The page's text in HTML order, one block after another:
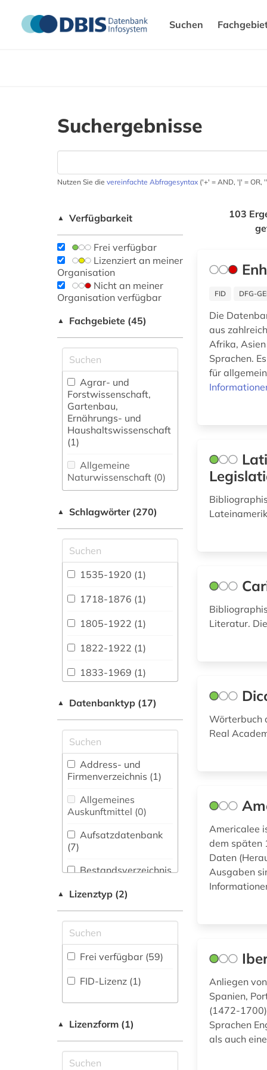
Suchen
Suchergebnisse
Nutzen Sie die vereinfachte Abfragesyntax ('+' = AND, '|' = OR,
▲ Verfügbarkeit
Frei verfügbar
Lizenziert an meiner
Organisation
Nicht an meiner
Organisation verfügbar
▲ Fachgebiete (45)
Agrar- und
Forstwissenschaft,
Gartenbau,
Ernährungs- und
Haushaltswissenschaft
(1)
Allgemeine
Naturwissenschaft (0)
fachübergreifende
Allgemeine und
vergleichende Sprach-
und
Literaturwissenschaft.
Indogermanistik.
Außereuropäische
Sprachen und
Altertumswissenschaften
(0)
Anglistik.
Archäologie (1)
Architektur,
Bauingenieur- und
Vermessungswesen (1)
Biologie,
Biotechnologie (0)
Buch- und
Bibliothekswesen,
Informationswissenschaft
Chemie und
Pharmazie (0)
Elektrotechnik,
Elektronik,
Nachrichtentechnik (0)
Energietechnik (1)
Geowissenschaften
▲ Schlagwörter (270)
1535-1920 (1)
1718-1876 (1)
1805-1922 (1)
1822-1922 (1)
1833-1969 (1)
(1)
afrika (5)
agrarforschung (1)
allgemeine
datenbank (1)
altamerikanistik (1)
altes buch (1)
amtsblatt (1)
anarchie (1)
anthropologie (1)
anzeiger (1)
archiv (2)
▲ Datenbanktyp (17)
Address- und
Firmenverzeichnis (1)
Allgemeines
Auskunftmittel (0)
Aufsatzdatenbank
(7)
Bestandsverzeichnis
Buchhandelsverzeichnis
Disziplinäre
Forschungsdatenrepositorien
▲ Lizenztyp (2)
Frei verfügbar (59)
FID-Lizenz (1)
▲ Lizenzform (1)
103
FID DFG-
Die
aus
Afrika,
Sprachen.
für
Literatur.
Wörterbuch
Real
Americalee
dem späten
Daten
Ausgaben
Anliegen
Spanien,
(1472-
Sprachen
als auch